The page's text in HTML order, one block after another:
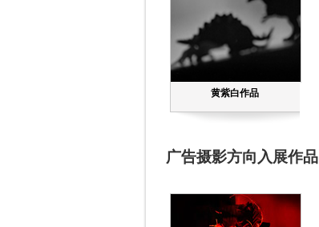
黄紫白作品
广告摄影方向入展作品